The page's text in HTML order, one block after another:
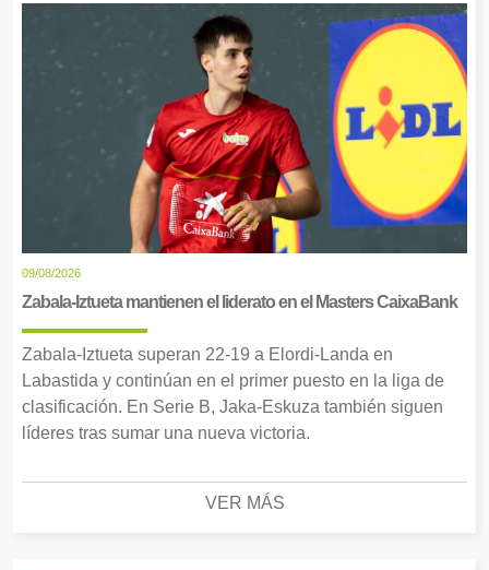
09/08/2026
Zabala-Iztueta mantienen el liderato en el Masters CaixaBank
Zabala-Iztueta superan 22-19 a Elordi-Landa en
Labastida y continúan en el primer puesto en la liga de
clasificación. En Serie B, Jaka-Eskuza también siguen
líderes tras sumar una nueva victoria.
VER MÁS